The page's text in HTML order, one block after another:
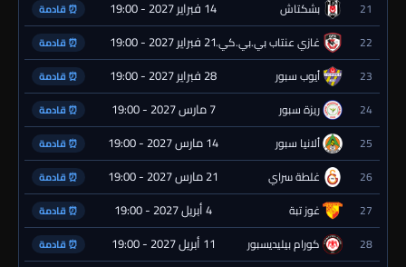
21 بشكتاش 14 فبراير 2027 - 19:00 ⏰ قادمة
22 غازي عنتاب بي.بي.كي.21 فبراير 2027 - 19:00 ⏰ قادمة
23 أيوب سبور 28 فبراير 2027 - 19:00 ⏰ قادمة
24 ريزة سبور 7 مارس 2027 - 19:00 ⏰ قادمة
25 ألانيا سبور 14 مارس 2027 - 19:00 ⏰ قادمة
26 غلطة سراي 21 مارس 2027 - 19:00 ⏰ قادمة
27 غوز تبة 4 أبريل 2027 - 19:00 ⏰ قادمة
28 كورام بيليديسبور 11 أبريل 2027 - 19:00 ⏰ قادمة